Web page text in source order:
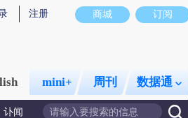
商城 订阅
注册
mini+ 周刊 数据通
讣闻